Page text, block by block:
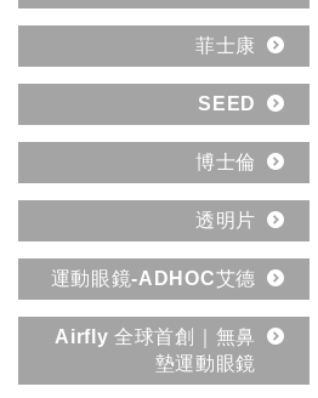
菲士康
SEED
博士倫
透明片
運動眼鏡-ADHOC艾德
Airfly 全球首創｜無鼻
墊運動眼鏡